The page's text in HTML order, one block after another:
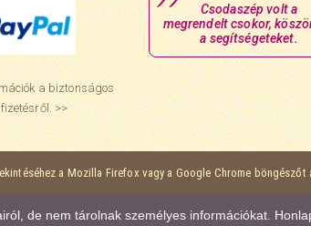
a biztonságos
>>
Csodaszép volt a
megrendelt csokor,
a segítségeteket.
a Mozilla Firefox vagy a Google Chrome böngészőt
de nem tárolnak személyes információkat.